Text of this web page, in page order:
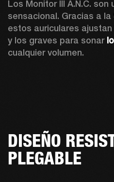
Los Monitor III A.N.C.
sensacional. Gracias a la
estos auriculares
y los graves para sonar
cualquier volumen.
DISEÑO
PLEGABLE